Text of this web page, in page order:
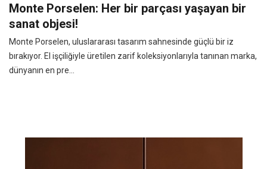
Monte Porselen: Her bir parçası yaşayan bir
sanat objesi!
Monte Porselen, uluslararası tasarım sahnesinde güçlü bir iz
bırakıyor. El işçiliğiyle üretilen zarif koleksiyonlarıyla tanınan marka,
dünyanın en pre...